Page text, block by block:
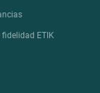
ETIK